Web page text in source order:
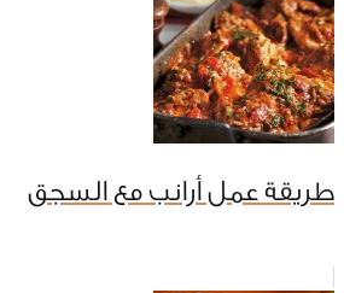
طريقة عمل أرانب مع السجق